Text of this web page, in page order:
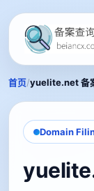
首页/yuelite.net 备
Domain